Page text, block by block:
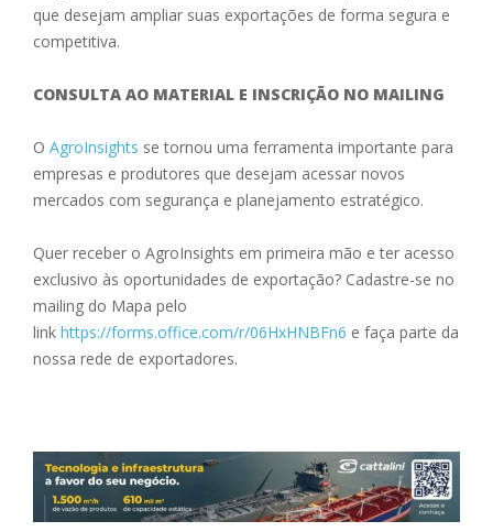
que desejam ampliar suas exportações de forma segura e
competitiva.
CONSULTA AO MATERIAL E INSCRIÇÃO NO MAILING
O AgroInsights se tornou uma ferramenta importante para
empresas e produtores que desejam acessar novos
mercados com segurança e planejamento estratégico.
Quer receber o AgroInsights em primeira mão e ter acesso
exclusivo às oportunidades de exportação? Cadastre-se no
mailing do Mapa pelo
link https://forms.office.com/r/06HxHNBFn6 e faça parte da
nossa rede de exportadores.